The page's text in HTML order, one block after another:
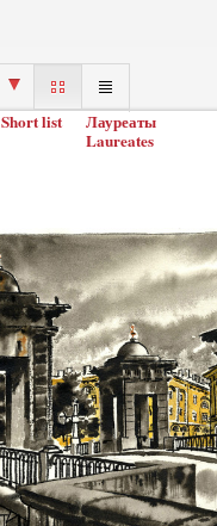
Short list
Лауреаты
Laureates